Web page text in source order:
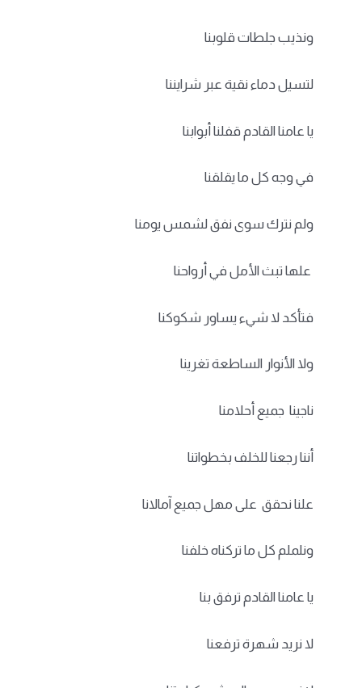
ونذيب جلطات قلوبنا
لتسيل دماء نقية عبر شرايننا
يا عامنا القادم قفلنا أبوابنا
في وجه كل ما يقلقنا
ولم نترك سوى نفق لشمس يومنا
علها تبث الأمل في أرواحنا
فتأكد لا شيء يساور شكوكنا
ولا الأنوار الساطعة تغرينا
ناجينا جميع أحلامنا
أننا رجعنا للخلف بخطواتنا
علنا نحقق على مهل جميع آمالانا
ونلملم كل ما تركناه خلفنا
يا عامنا القادم ترفق بنا
لا نريد شهرة ترفعنا